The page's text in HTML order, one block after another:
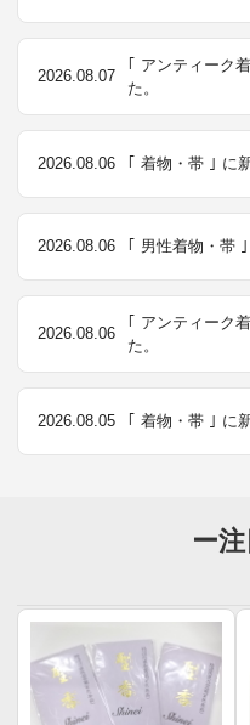
2026.08.07
｢ アンティーク
た。
2026.08.06 ｢ 着物・帯 ｣ に
2026.08.06 ｢ 男性着物・帯
2026.08.06
｢ アンティーク
た。
2026.08.05 ｢ 着物・帯 ｣ に
ー